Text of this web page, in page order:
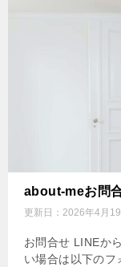
about-meお問
更新日： 2026年4月19
お問合せ LINEか
い場合は以下のフ